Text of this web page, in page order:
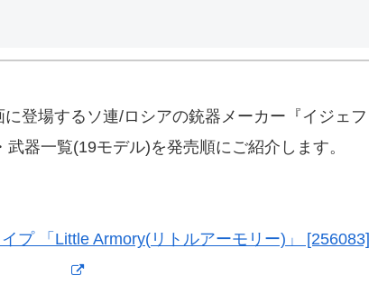
登場するソ連/ロシアの銃器メーカー『イジェフ
器一覧(19モデル)を発売順にご紹介します。
プ 「Little Armory(リトルアーモリー)」 [256083]